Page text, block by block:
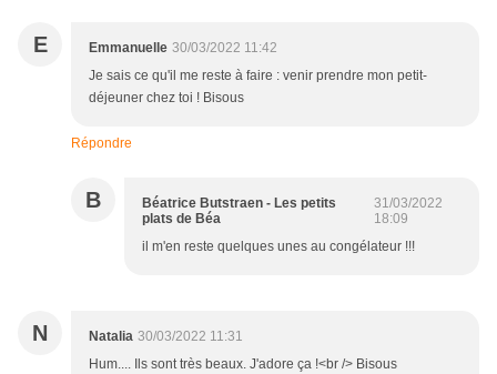
E Emmanuelle 30/03/2022 11:42
Je sais ce qu'il me reste à faire : venir prendre mon petit-
déjeuner chez toi ! Bisous
Répondre
B
Béatrice Butstraen - Les petits
plats de Béa
31/03/2022
18:09
il m'en reste quelques unes au congélateur !!!
N Natalia 30/03/2022 11:31
Hum.... Ils sont très beaux. J'adore ça !<br /> Bisous